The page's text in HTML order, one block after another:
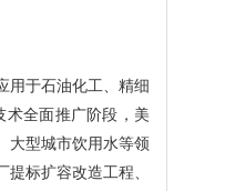
用于石油化工、精细
术全面推广阶段，美
大型城市饮用水等领
标扩容改造工程、